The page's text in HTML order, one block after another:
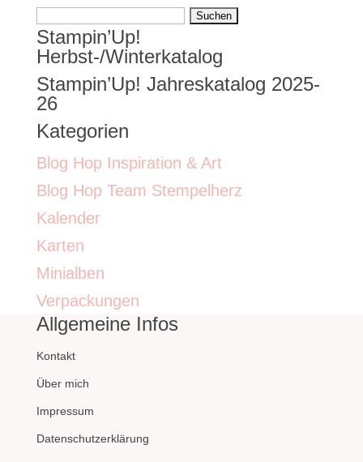
Suchen
nach:
Stampin’Up!
Herbst-/Winterkatalog
Stampin’Up! Jahreskatalog 2025-
26
Kategorien
Blog Hop Inspiration & Art
Blog Hop Team Stempelherz
Kalender
Karten
Minialben
Verpackungen
Allgemeine Infos
Kontakt
Über mich
Impressum
Datenschutzerklärung